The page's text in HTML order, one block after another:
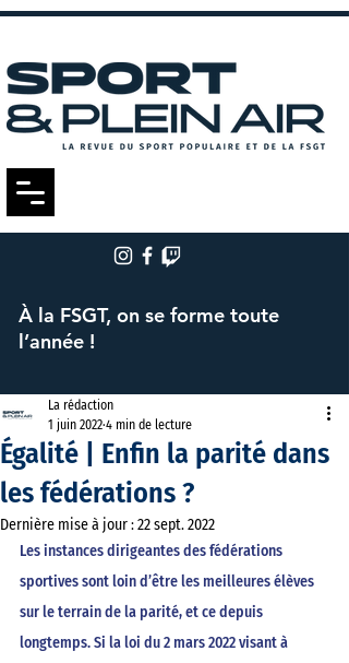
À la FSGT, on se forme toute
l’année !
Égalité | Enfin la parité dans
les fédérations ?
La rédaction
1 juin 2022 4 min de lecture
Dernière mise à jour :22 sept. 2022
Les instances dirigeantes des fédérations
sportives sont loin d’être les meilleures élèves
sur le terrain de la parité, et ce depuis
longtemps. Si la loi du 2 mars 2022 visant à